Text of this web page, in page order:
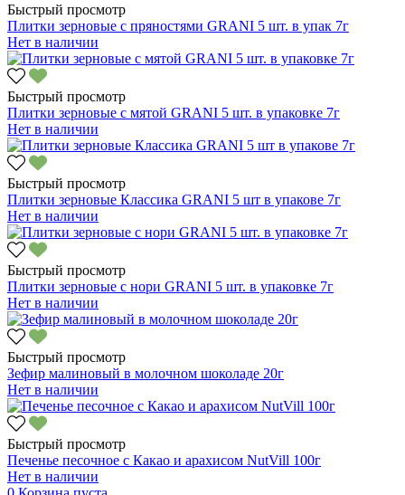
Быстрый просмотр
Плитки зерновые с пряностями GRANI 5 шт. в упак 7г
Нет в наличии
Быстрый просмотр
Плитки зерновые с мятой GRANI 5 шт. в упаковке 7г
Нет в наличии
Быстрый просмотр
Плитки зерновые Классика GRANI 5 шт в упакове 7г
Нет в наличии
Быстрый просмотр
Плитки зерновые с нори GRANI 5 шт. в упаковке 7г
Нет в наличии
Быстрый просмотр
Зефир малиновый в молочном шоколаде 20г
Нет в наличии
Быстрый просмотр
Печенье песочное с Какао и арахисом NutVill 100г
Нет в наличии